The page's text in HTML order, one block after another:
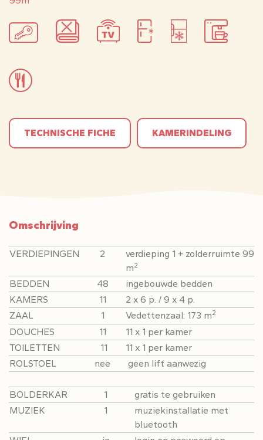
TECHNISCHE FICHE KAMERINDELING
Omschrijving
VERDIEPINGEN 2
verdieping 1 + zolderruimte 99
m2
BEDDEN 48
ingebouwde bedden
KAMERS
11
2 x 6 p. / 9 x 4 p.
ZAAL
1 Vedettenzaal: 173 m2
DOUCHES 11
11 x 1 per kamer
TOILETTEN
11
11 x 1 per kamer
ROLSTOEL
nee geen lift aanwezig
BOLDERKAR 1
gratis te gebruiken
MUZIEK
1
muziekinstallatie met
bluetooth